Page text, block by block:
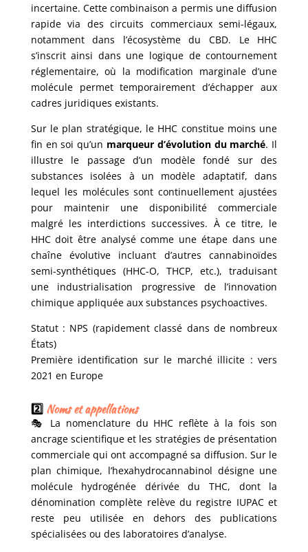
incertaine. Cette combinaison a permis une diffusion
rapide via des circuits commerciaux semi-légaux,
notamment dans l’écosystème du CBD. Le HHC
s’inscrit ainsi dans une logique de contournement
réglementaire, où la modification marginale d’une
molécule permet temporairement d’échapper aux
cadres juridiques existants.
Sur le plan stratégique, le HHC constitue moins une
fin en soi qu’un marqueur d’évolution du marché. Il
illustre le passage d’un modèle fondé sur des
substances isolées à un modèle adaptatif, dans
lequel les molécules sont continuellement ajustées
pour maintenir une disponibilité commerciale
malgré les interdictions successives. À ce titre, le
HHC doit être analysé comme une étape dans une
chaîne évolutive incluant d’autres cannabinoïdes
semi-synthétiques (HHC-O, THCP, etc.), traduisant
une industrialisation progressive de l’innovation
chimique appliquée aux substances psychoactives.
Statut : NPS (rapidement classé dans de nombreux
États)
Première identification sur le marché illicite : vers
2021 en Europe
2️⃣ Noms et appellations
🎭 La nomenclature du HHC reflète à la fois son
ancrage scientifique et les stratégies de présentation
commerciale qui ont accompagné sa diffusion. Sur le
plan chimique, l’hexahydrocannabinol désigne une
molécule hydrogénée dérivée du THC, dont la
dénomination complète relève du registre IUPAC et
reste peu utilisée en dehors des publications
spécialisées ou des laboratoires d’analyse.